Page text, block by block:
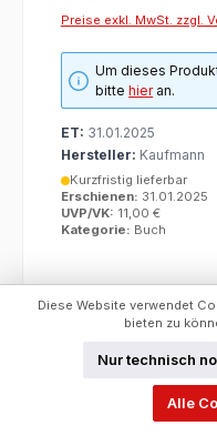
Preise exkl. MwSt. zzgl.
Um dieses
bittehieran.
ET: 31.01.2025
Hersteller: Kaufmann
Kurzfristig lieferbar
Erschienen: 31.01.2025
UVP/VK: 11,00 €
Kategorie: Buch
Diese Website verwendet
bieten zu
Nur technisch
Alle